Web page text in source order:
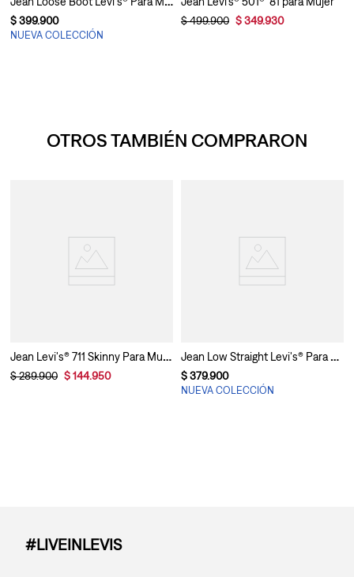
$399.900
NUEVA COLECCIÓN
$499.900 $349.930
OTROS TAMBIÉN COMPRARON
Jean Levi's® 711 Skinny Para Mujer
$289.900 $144.950
Jean Low Straight Levi's® Para Mujer
$379.900
NUEVA COLECCIÓN
#LIVEINLEVIS